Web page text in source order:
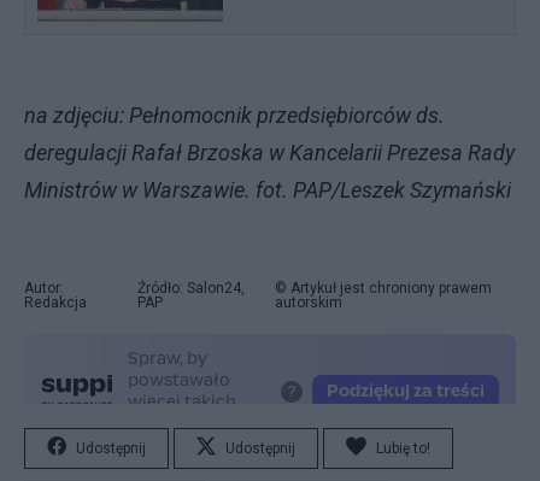
na zdjęciu: Pełnomocnik przedsiębiorców ds.
deregulacji Rafał Brzoska w Kancelarii Prezesa Rady
Ministrów w Warszawie. fot. PAP/Leszek Szymański
Autor:
Redakcja
Źródło: Salon24,
PAP
© Artykuł jest chroniony prawem
autorskim
Udostępnij Udostępnij Lubię to!